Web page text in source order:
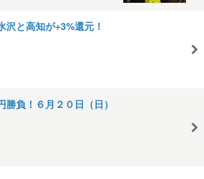
沢と高知が+3%還元！
勝負！６月２０日（日）